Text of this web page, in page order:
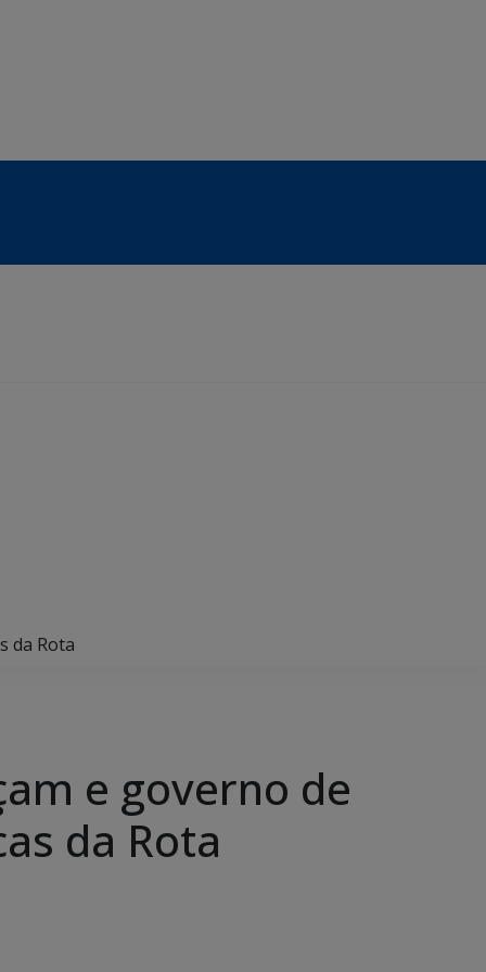
da Rota
e governo de
da Rota